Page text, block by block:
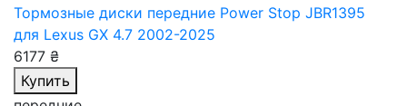
Тормозные диски передние Power Stop JBR1395
для Lexus GX 4.7 2002-2025
6177 ₴
Купить